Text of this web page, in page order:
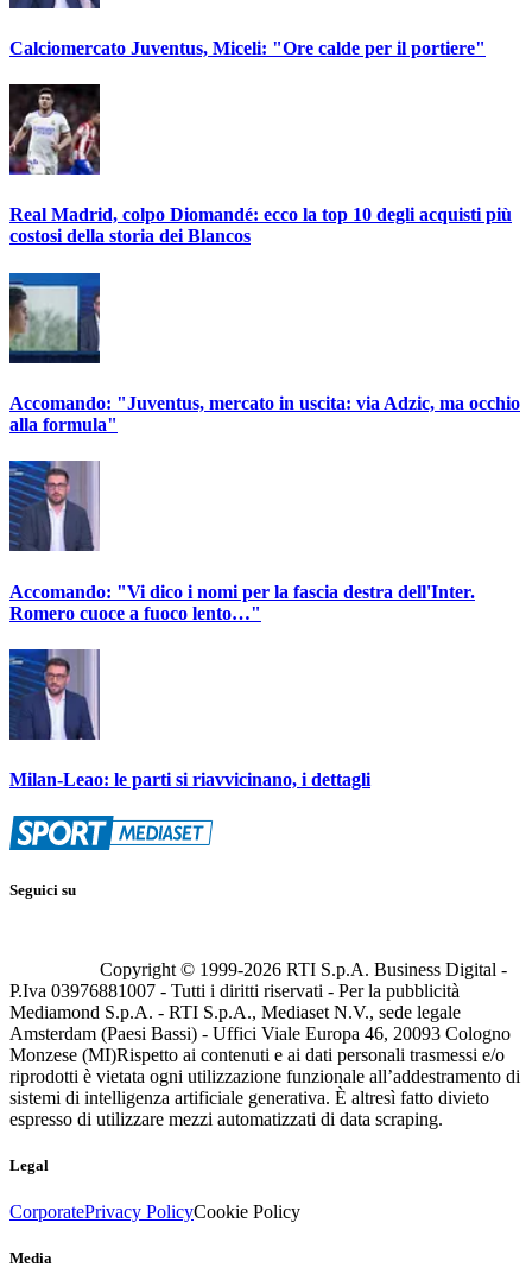
Calciomercato Juventus, Miceli: "Ore calde per il portiere"
Real Madrid, colpo Diomandé: ecco la top 10 degli acquisti più
costosi della storia dei Blancos
Accomando: "Juventus, mercato in uscita: via Adzic, ma occhio
alla formula"
Accomando: "Vi dico i nomi per la fascia destra dell'Inter.
Romero cuoce a fuoco lento…"
Milan-Leao: le parti si riavvicinano, i dettagli
Seguici su
Copyright © 1999-2026 RTI S.p.A. Business Digital -
P.Iva 03976881007 - Tutti i diritti riservati - Per la pubblicità
Mediamond S.p.A. - RTI S.p.A., Mediaset N.V., sede legale
Amsterdam (Paesi Bassi) - Uffici Viale Europa 46, 20093 Cologno
Monzese (MI)Rispetto ai contenuti e ai dati personali trasmessi e/o
riprodotti è vietata ogni utilizzazione funzionale all’addestramento di
sistemi di intelligenza artificiale generativa. È altresì fatto divieto
espresso di utilizzare mezzi automatizzati di data scraping.
Legal
CorporatePrivacy PolicyCookie Policy
Media